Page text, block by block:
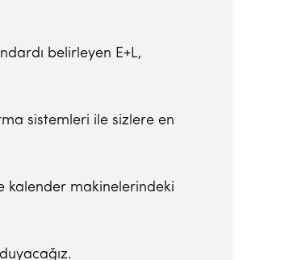
belirleyen E+L,
sistemleri ile sizlere en
kalender makinelerindeki